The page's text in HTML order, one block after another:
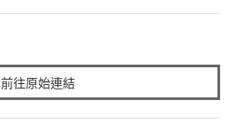
前往原始連結